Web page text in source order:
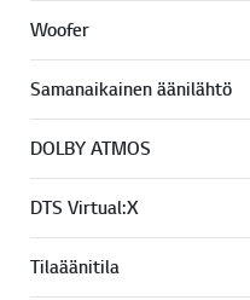
Woofer
Samanaikainen äänilähtö
DOLBY ATMOS
DTS Virtual:X
Tilaäänitila